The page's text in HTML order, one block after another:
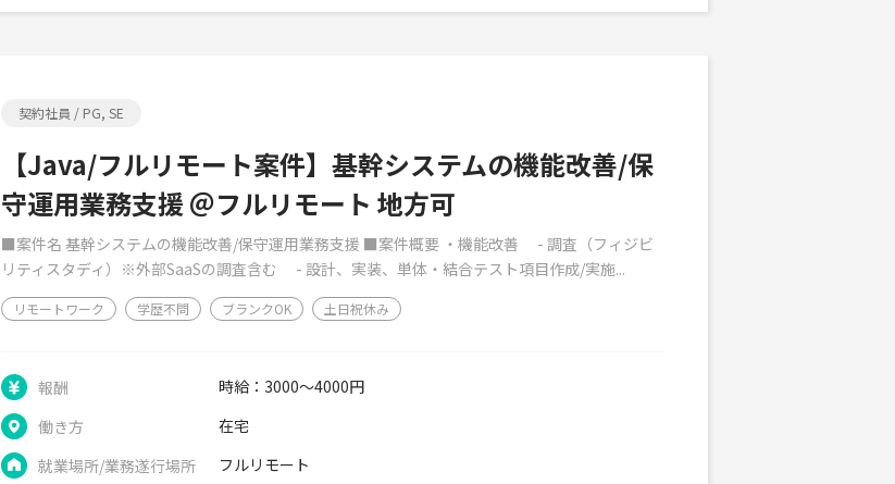
契約社員 / PG, SE
【Java/フルリモート案件】基幹システムの機能改善/保
守運用業務支援 ＠フルリモート 地方可
■案件名 基幹システムの機能改善/保守運用業務支援 ■案件概要 ・機能改善 - 調査（フィジビ
リティスタディ）※外部SaaSの調査含む - 設計、実装、単体・結合テスト項目作成/実施...
リモートワーク 学歴不問 ブランクOK 土日祝休み
報酬
時給：3000～4000円
働き方
在宅
就業場所/業務遂行場所
フルリモート